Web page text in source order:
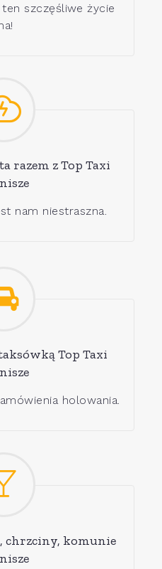
szczęśliwe życie
razem z Top Taxi
nam niestraszna.
Top Taxi
holowania.
chrzciny, komunie